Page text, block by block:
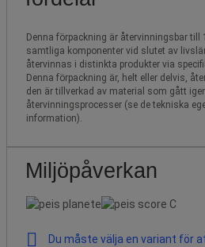
Denna förpackning är återvinningsbar till
samtliga komponenter vid slutet av
återvinnas i distinkta produkter via
Denna förpackning är, helt eller delvis,
den är tillverkad av material som gått
återvinningsprocesser (se de tekniska
information).
Miljöpåverkan
Du måste välja en variant för